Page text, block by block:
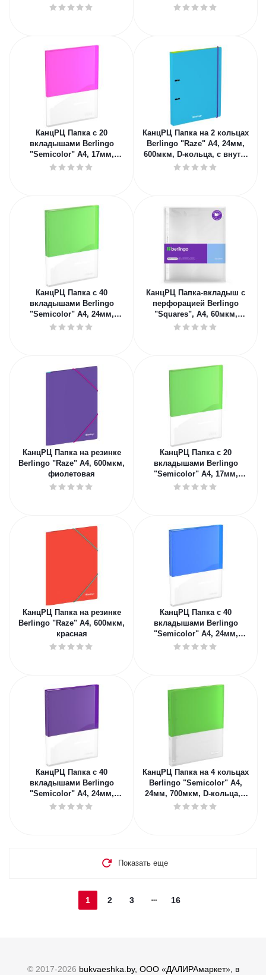
внутр. карманом, сирен
цветная молния, карман,
КанцРЦ Папка с 20
вкладышами Berlingo
"Semicolor" А4, 17мм,
700мкм, с внутр. карманом,
КанцРЦ Папка на 2 кольцах
Berlingo "Raze" А4, 24мм,
600мкм, D-кольца, с внутр.
карманом, голубая, с
КанцРЦ Папка с 40
вкладышами Berlingo
"Semicolor" А4, 24мм,
700мкм, с внутр. карманом,
КанцРЦ Папка-вкладыш с
перфорацией Berlingo
"Squares", А4, 60мкм,
рельефная текстура,
КанцРЦ Папка на резинке
Berlingo "Raze" А4, 600мкм,
фиолетовая
КанцРЦ Папка с 20
вкладышами Berlingo
"Semicolor" А4, 17мм,
700мкм, с внутр. карманом,
КанцРЦ Папка на резинке
Berlingo "Raze" А4, 600мкм,
красная
КанцРЦ Папка с 40
вкладышами Berlingo
"Semicolor" А4, 24мм,
700мкм, с внутр. карманом,
КанцРЦ Папка с 40
вкладышами Berlingo
"Semicolor" А4, 24мм,
700мкм, с внутр. карманом,
КанцРЦ Папка на 4 кольцах
Berlingo "Semicolor" А4,
24мм, 700мкм, D-кольца, с
внутр. карманом, салат
Показать еще
1 2 3 16
© 2017-2026 bukvaeshka.by, ООО «ДАЛИРАмаркет», в